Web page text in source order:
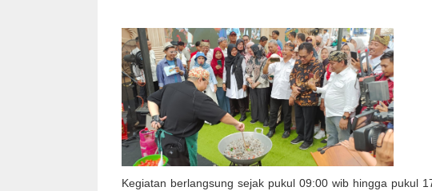
Kegiatan berlangsung sejak pukul 09:00 wib hingga pukul